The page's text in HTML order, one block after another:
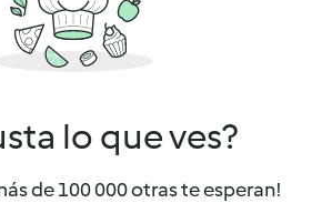
lo que ves?
de 100 000 otras te esperan!